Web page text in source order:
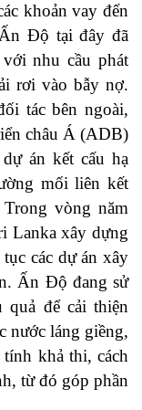
khoản vay đến
Độ tại đây đã
nhu cầu phát
rơi vào bẫy nợ.
tác bên ngoài,
châu Á (ADB)
án kết cấu hạ
mối liên kết
vòng năm
Lanka xây dựng
các dự án xây
Ấn Độ đang sử
quả để cải thiện
nước láng giềng,
khả thi, cách
từ đó góp phần